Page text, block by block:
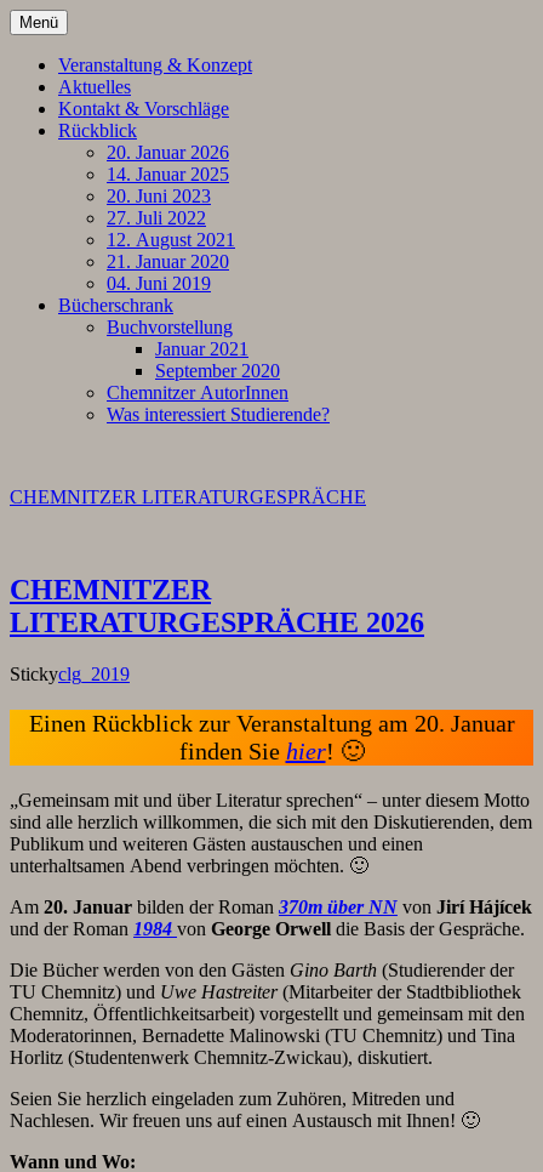
Zum
Inhalt
springen
Menü
Veranstaltung & Konzept
Aktuelles
Kontakt & Vorschläge
Rückblick
20. Januar 2026
14. Januar 2025
20. Juni 2023
27. Juli 2022
12. August 2021
21. Januar 2020
04. Juni 2019
Bücherschrank
Buchvorstellung
Januar 2021
September 2020
Chemnitzer AutorInnen
Was interessiert Studierende?
CHEMNITZER LITERATURGESPRÄCHE
CHEMNITZER
LITERATURGESPRÄCHE 2026
Stickyclg_2019
Einen Rückblick zur Veranstaltung am 20. Januar
finden Sie hier! 🙂
„Gemeinsam mit und über Literatur sprechen“ – unter diesem Motto
sind alle herzlich willkommen, die sich mit den Diskutierenden, dem
Publikum und weiteren Gästen austauschen und einen
unterhaltsamen Abend verbringen möchten. 🙂
Am 20. Januar bilden der Roman 370m über NN von Jirí Hájícek
und der Roman 1984 von George Orwell die Basis der Gespräche.
Die Bücher werden von den Gästen Gino Barth (Studierender der
TU Chemnitz) und Uwe Hastreiter(Mitarbeiter der Stadtbibliothek
Chemnitz, Öffentlichkeitsarbeit) vorgestellt und gemeinsam mit den
Moderatorinnen, Bernadette Malinowski (TU Chemnitz) und Tina
Horlitz (Studentenwerk Chemnitz-Zwickau), diskutiert.
Seien Sie herzlich eingeladen zum Zuhören, Mitreden und
Nachlesen. Wir freuen uns auf einen Austausch mit Ihnen! 🙂
Wann und Wo: